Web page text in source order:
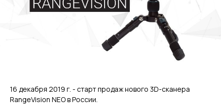
16 декабря 2019 г. - старт продаж нового 3D-сканера
RangeVision NEO в России.